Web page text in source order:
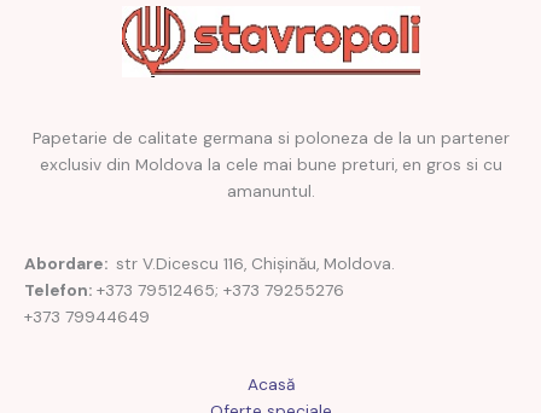
Papetarie de calitate germana si poloneza de la un partener
exclusiv din Moldova la cele mai bune preturi, en gros si cu
amanuntul.
Abordare: str V.Dicescu 116, Chișinău, Moldova.
Telefon: +373 79512465; +373 79255276
+373 79944649
Acasă